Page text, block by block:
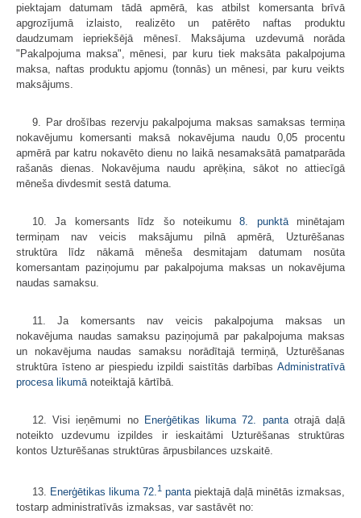
piektajam datumam tādā apmērā, kas atbilst komersanta brīvā
apgrozījumā izlaisto, realizēto un patērēto naftas produktu
daudzumam iepriekšējā mēnesī. Maksājuma uzdevumā norāda
"Pakalpojuma maksa", mēnesi, par kuru tiek maksāta pakalpojuma
maksa, naftas produktu apjomu (tonnās) un mēnesi, par kuru veikts
maksājums.
9. Par drošības rezervju pakalpojuma maksas samaksas termiņa
nokavējumu komersanti maksā nokavējuma naudu 0,05 procentu
apmērā par katru nokavēto dienu no laikā nesamaksātā pamatparāda
rašanās dienas. Nokavējuma naudu aprēķina, sākot no attiecīgā
mēneša divdesmit sestā datuma.
10. Ja komersants līdz šo noteikumu8. punktāminētajam
termiņam nav veicis maksājumu pilnā apmērā, Uzturēšanas
struktūra līdz nākamā mēneša desmitajam datumam nosūta
komersantam paziņojumu par pakalpojuma maksas un nokavējuma
naudas samaksu.
11. Ja komersants nav veicis pakalpojuma maksas un
nokavējuma naudas samaksu paziņojumā par pakalpojuma maksas
un nokavējuma naudas samaksu norādītajā termiņā, Uzturēšanas
struktūra īsteno ar piespiedu izpildi saistītās darbības Administratīvā
procesa likumā noteiktajā kārtībā.
12. Visi ieņēmumi no Enerģētikas likuma 72. pantaotrajā daļā
noteikto uzdevumu izpildes ir ieskaitāmi Uzturēšanas struktūras
kontos Uzturēšanas struktūras ārpusbilances uzskaitē.
13. Enerģētikas likuma 72.1 pantapiektajā daļā minētās izmaksas,
tostarp administratīvās izmaksas, var sastāvēt no: